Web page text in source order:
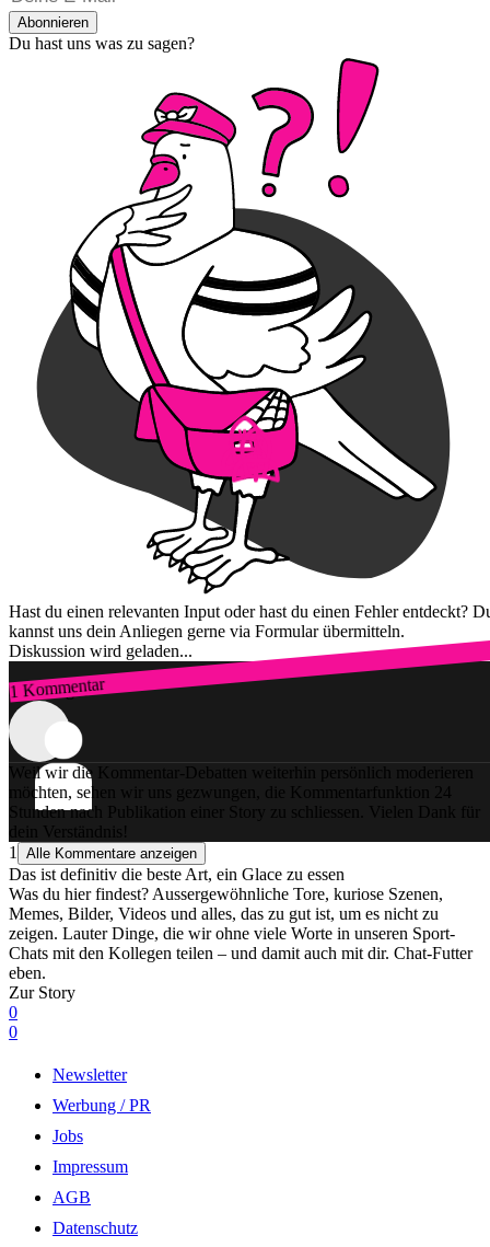
Abonnieren
Du hast uns was zu sagen?
Hast du einen relevanten Input oder hast du einen Fehler entdeckt?
kannst uns dein Anliegen gerne via Formular übermitteln.
Diskussion wird geladen...
1 Kommentar
Zum Login
Weil wir die Kommentar-Debatten weiterhin persönlich moderieren
möchten, sehen wir uns gezwungen, die Kommentarfunktion 24
Stunden nach Publikation einer Story zu schliessen. Vielen Dank für
dein Verständnis!
1
Alle Kommentare anzeigen
Das ist definitiv die beste Art, ein Glace zu essen
Was du hier findest? Aussergewöhnliche Tore, kuriose Szenen,
Memes, Bilder, Videos und alles, das zu gut ist, um es nicht zu
zeigen. Lauter Dinge, die wir ohne viele Worte in unseren Sport-
Chats mit den Kollegen teilen – und damit auch mit dir. Chat-Futter
eben.
Zur Story
0
0
Newsletter
Werbung / PR
Jobs
Impressum
AGB
Datenschutz